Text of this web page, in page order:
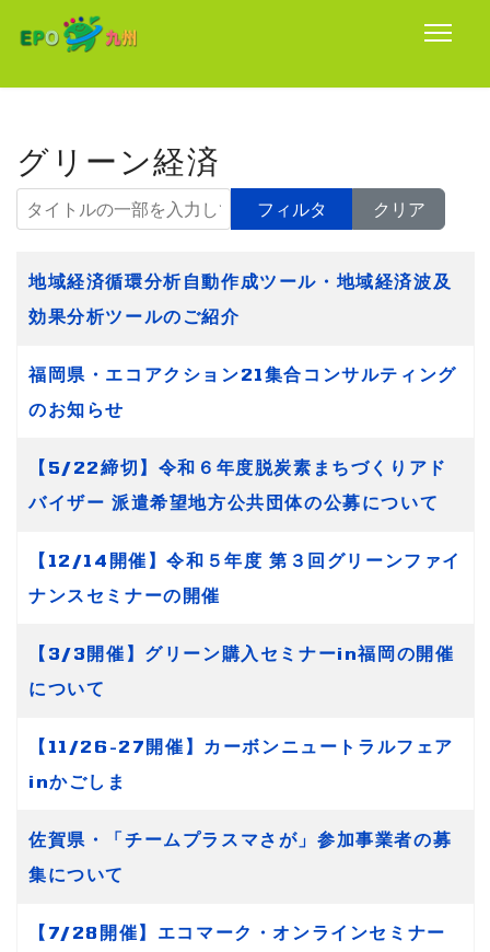
グリーン経済
タイトルの一部を入力してください
フィルタ クリア
タイトル
地域経済循環分析自動作成ツール・地域経済波及
効果分析ツールのご紹介
福岡県・エコアクション21集合コンサルティング
のお知らせ
【5/22締切】令和６年度脱炭素まちづくりアド
バイザー 派遣希望地方公共団体の公募について
【12/14開催】令和５年度 第３回グリーンファイ
ナンスセミナーの開催
【3/3開催】グリーン購入セミナーin福岡の開催
について
【11/26-27開催】カーボンニュートラルフェア
inかごしま
佐賀県・「チームプラスマさが」参加事業者の募
集について
【7/28開催】エコマーク・オンラインセミナー